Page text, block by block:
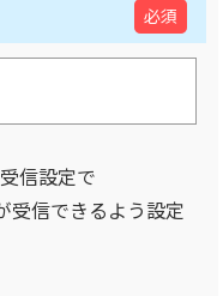
必須
信設定で
受信できるよう設定